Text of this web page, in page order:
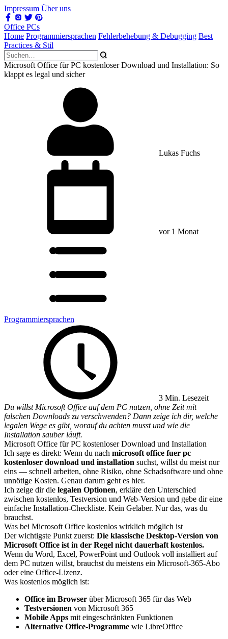
Impressum Über uns
Office PCs
Home Programmiersprachen Fehlerbehebung & Debugging Best
Practices & Stil
Microsoft Office für PC kostenloser Download und Installation: So
klappt es legal und sicher
Lukas Fuchs
vor 1 Monat
Programmiersprachen
3 Min. Lesezeit
Du willst Microsoft Office auf dem PC nutzen, ohne Zeit mit
falschen Downloads zu verschwenden? Dann zeige ich dir, welche
legalen Wege es gibt, worauf du achten musst und wie die
Installation sauber läuft.
Microsoft Office für PC kostenloser Download und Installation
Ich sage es direkt: Wenn du nach microsoft office fuer pc
kostenloser download und installation suchst, willst du meist nur
eins — schnell arbeiten, ohne Risiko, ohne Schadsoftware und ohne
unnötige Kosten. Genau darum geht es hier.
Ich zeige dir die legalen Optionen, erkläre den Unterschied
zwischen kostenlos, Testversion und Web-Version und gebe dir eine
einfache Installation-Checkliste. Kein Gelaber. Nur das, was du
brauchst.
Was bei Microsoft Office kostenlos wirklich möglich ist
Der wichtigste Punkt zuerst: Die klassische Desktop-Version von
Microsoft Office ist in der Regel nicht dauerhaft kostenlos.
Wenn du Word, Excel, PowerPoint und Outlook voll installiert auf
dem PC nutzen willst, brauchst du meistens ein Microsoft-365-Abo
oder eine Office-Lizenz.
Was kostenlos möglich ist:
Office im Browser über Microsoft 365 für das Web
Testversionen von Microsoft 365
Mobile Apps mit eingeschränkten Funktionen
Alternative Office-Programme wie LibreOffice